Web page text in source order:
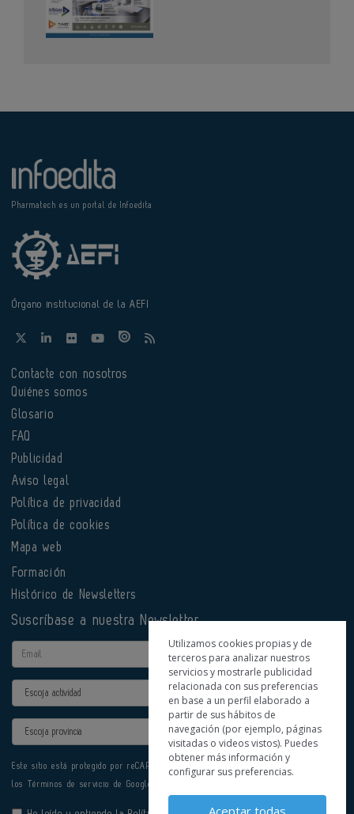
Pharmatech es un portal de Infoedita
Órgano institucional de la AEFI
Contacte con nosotros
Quiénes somos
Glosario
FAQ
Publicidad
Aviso legal
Política de privacidad
Política de cookies
Mapa web
Formación
Histórico de Newsletters
Suscríbase a nuestra Newsletter
Email
Actividad
Provincia
Este sitio está protegido por reCAPTCHA y se aplican la Política de privacidad
los Términos de servicio de Google.
Utilizamos cookies propias y de
terceros para analizar nuestros
servicios y mostrarle publicidad
relacionada con sus preferencias
en base a un perfil elaborado a
partir de sus hábitos de
navegación (por ejemplo, páginas
visitadas o videos vistos). Puedes
obtener más información y
configurar sus preferencias.
Aceptar todas